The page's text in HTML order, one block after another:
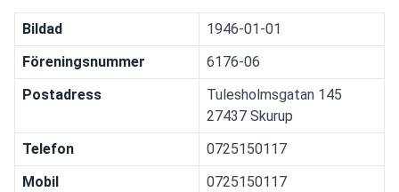
Bildad
1946-01-01
Föreningsnummer
6176-06
Postadress
Tulesholmsgatan 145
27437 Skurup
Telefon
0725150117
Mobil
0725150117